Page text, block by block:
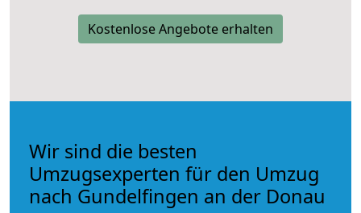
Kostenlose Angebote erhalten
Wir sind die besten
Umzugsexperten für den Umzug
nach Gundelfingen an der Donau